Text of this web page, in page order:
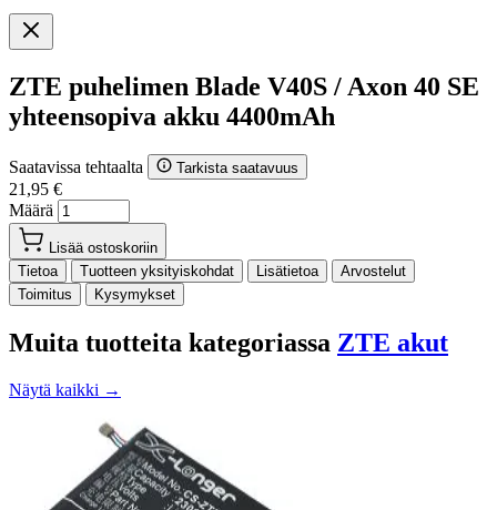
ZTE puhelimen Blade V40S / Axon 40 SE
yhteensopiva akku 4400mAh
Saatavissa tehtaalta Tarkista saatavuus
21,95 €
Määrä
Lisää ostoskoriin
Tietoa
Tuotteen yksityiskohdat Lisätietoa
Arvostelut
Toimitus
Kysymykset
Muita tuotteita kategoriassa ZTE akut
Näytä kaikki →